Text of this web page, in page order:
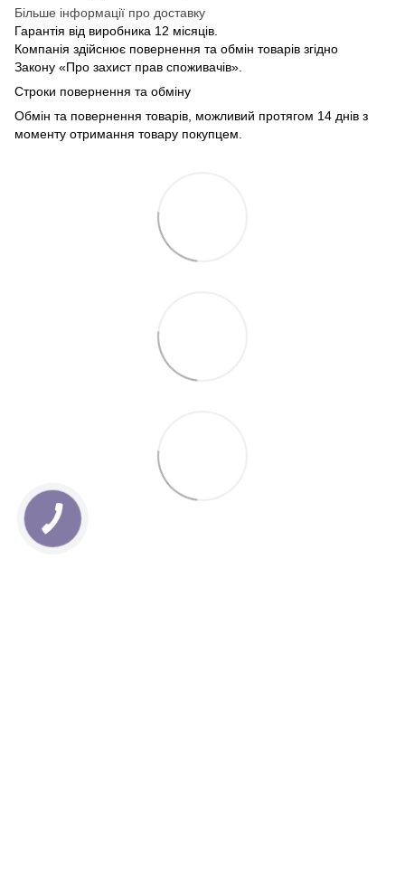
Більше інформації про доставку
Гарантія від виробника 12 місяців.
Компанія здійснює повернення та обмін товарів згідно
Закону «Про захист прав споживачів».
Строки повернення та обміну
Обмін та повернення товарів, можливий протягом 14 днів з
моменту отримання товару покупцем.